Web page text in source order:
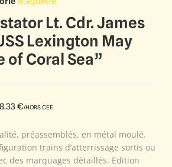
Lt. Cdr. James
Lexington May
of Coral Sea”
€/HORS CEE
préassemblés, en métal moulé.
trains d’atterrissage sortis ou
des marquages détaillés. Edition